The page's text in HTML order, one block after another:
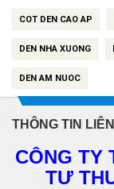
COT DEN CAO AP
DEN NHA XUONG
DEN AM NUOC
THÔNG TIN
CÔNG TY
TƯ